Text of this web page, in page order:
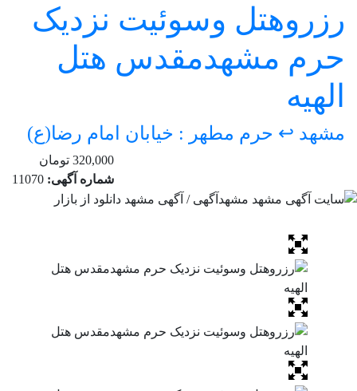
وسوئیت نزدیک
مشهدمقدس هتل
↩ حرم مطهر : خیابان امام رضا(ع)
شماره آگهی: 11070